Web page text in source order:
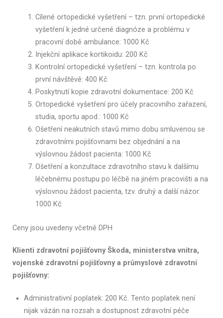
Cílené ortopedické vyšetření – tzn. první ortopedické
vyšetření k jedné určené diagnóze a problému v
pracovní době ambulance: 1000 Kč
Injekční aplikace kortikoidu: 200 Kč
Kontrolní ortopedické vyšetření – tzn. kontrola po
první návštěvě: 400 Kč
Poskytnutí kopie zdravotní dokumentace: 200 Kč
Ortopedické vyšetření pro účely pracovního zařazení,
studia, sportu apod.: 1000 Kč
Ošetření neakutních stavů mimo dobu smluvenou se
zdravotními pojišťovnami bez objednání a na
výslovnou žádost pacienta: 1000 Kč
Ošetření a konzultace zdravotního stavu k dalšímu
léčebnému postupu po léčbě na jiném pracovišti a na
výslovnou žádost pacienta, tzv. druhý a další názor:
1000 Kč
Ceny jsou uvedeny včetně DPH
Klienti zdravotní pojišťovny Škoda, ministerstva vnitra,
vojenské zdravotní pojišťovny a průmyslové zdravotní
pojišťovny:
Administrativní poplatek: 200 Kč. Tento poplatek není
nijak vázán na rozsah a dostupnost zdravotní péče